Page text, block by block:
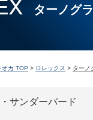
ターノグ
オカ TOP > ロレックス > ターノ
サンダーバード